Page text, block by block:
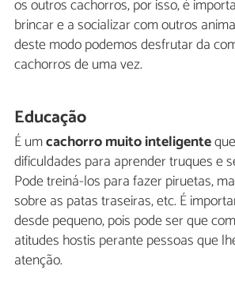
os outros cachorros, por isso, é
brincar e a socializar com outros
deste modo podemos desfrutar da
cachorros de uma vez.
Educação
É umcachorro muito inteligente
dificuldades para aprender truques e
Pode treiná-los para fazer piruetas,
sobre as patas traseiras, etc. É
desde pequeno, pois pode ser que
atitudes hostis perante pessoas que
atenção.